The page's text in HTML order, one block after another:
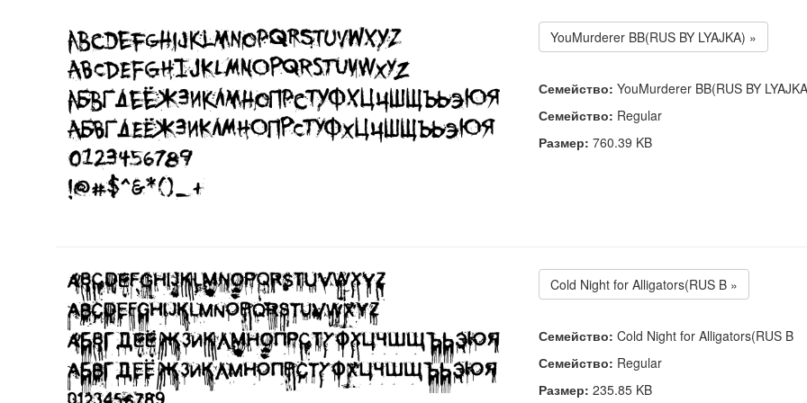
YouMurderer BB(RUS BY LYAJKA) »
Семейство: YouMurderer BB(RUS BY
Семейство: Regular
Размер: 760.39 KB
Cold Night for Alligators(RUS B »
Семейство: Cold Night for Alligators(RUS B
Семейство: Regular
Размер: 235.85 KB